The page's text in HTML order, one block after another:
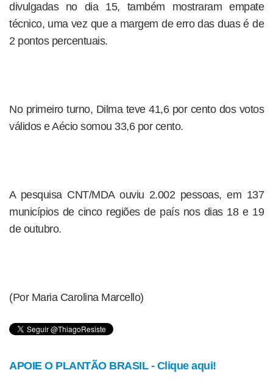
divulgadas no dia 15, também mostraram empate
técnico, uma vez que a margem de erro das duas é de
2 pontos percentuais.
No primeiro turno, Dilma teve 41,6 por cento dos votos
válidos e Aécio somou 33,6 por cento.
A pesquisa CNT/MDA ouviu 2.002 pessoas, em 137
municípios de cinco regiões de país nos dias 18 e 19
de outubro.
(Por Maria Carolina Marcello)
APOIE O PLANTÃO BRASIL - Clique aqui!